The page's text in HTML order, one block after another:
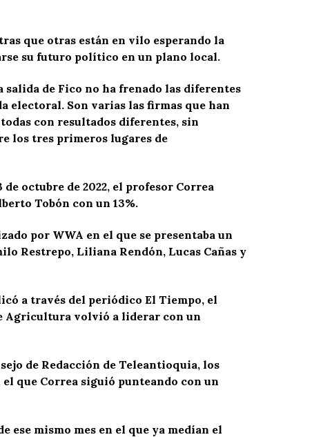
que otras están en vilo esperando la
su futuro político en un plano local.
de Fico no ha frenado las diferentes
electoral. Son varias las firmas que han
con resultados diferentes, sin
los tres primeros lugares de
octubre de 2022, el profesor Correa
Tobón con un 13%.
por WWA en el que se presentaba un
Restrepo, Liliana Rendón, Lucas Cañas y
a través del periódico El Tiempo, el
Agricultura volvió a liderar con un
de Redacción de Teleantioquia, los
que Correa siguió punteando con un
ese mismo mes en el que ya medían el